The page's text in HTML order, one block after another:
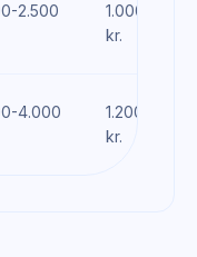
2.500
1.000-1.800
kr.
4.000
1.200-2.000
kr.